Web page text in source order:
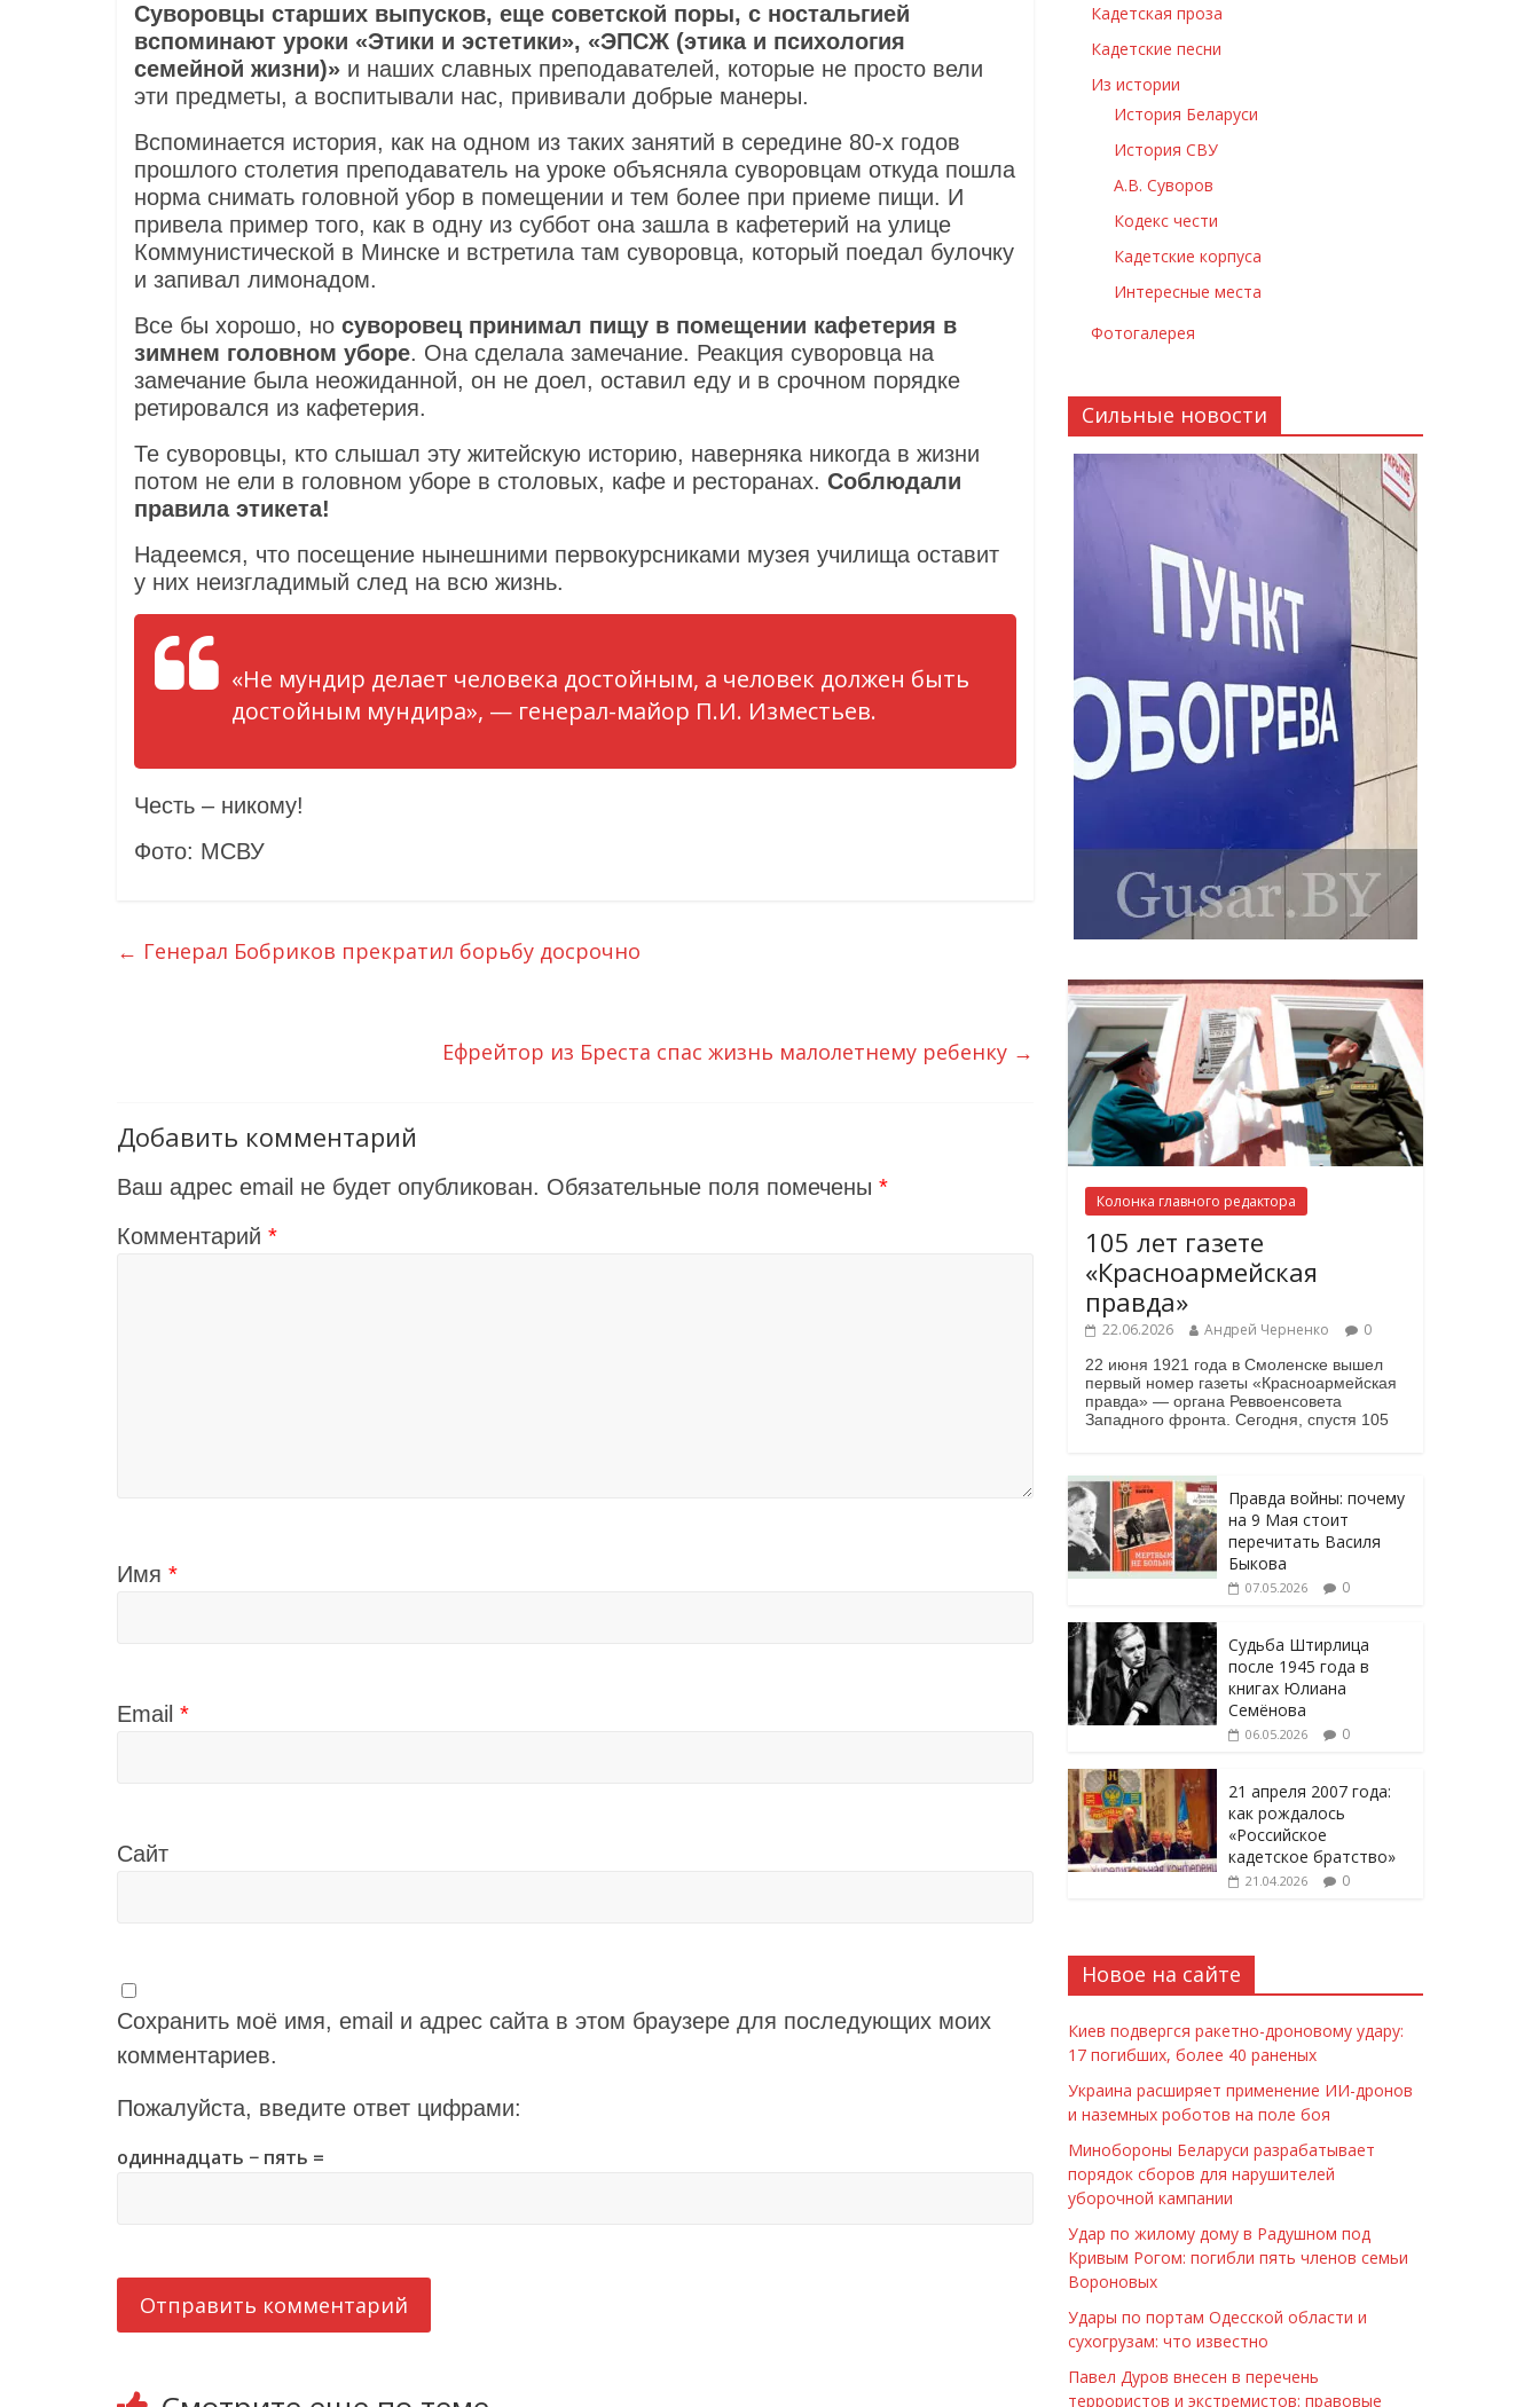
Суворовцы старших выпусков, еще советской поры, с ностальгией
вспоминают уроки «Этики и эстетики», «ЭПСЖ (этика и психология
семейной жизни)» и наших славных преподавателей, которые не просто вели
эти предметы, а воспитывали нас, прививали добрые манеры.
Вспоминается история, как на одном из таких занятий в середине 80-х годов
прошлого столетия преподаватель на уроке объясняла суворовцам откуда пошла
норма снимать головной убор в помещении и тем более при приеме пищи. И
привела пример того, как в одну из суббот она зашла в кафетерий на улице
Коммунистической в Минске и встретила там суворовца, который поедал булочку
и запивал лимонадом.
Все бы хорошо, но суворовец принимал пищу в помещении кафетерия в
зимнем головном уборе. Она сделала замечание. Реакция суворовца на
замечание была неожиданной, он не доел, оставил еду и в срочном порядке
ретировался из кафетерия.
Те суворовцы, кто слышал эту житейскую историю, наверняка никогда в жизни
потом не ели в головном уборе в столовых, кафе и ресторанах. Соблюдали
правила этикета!
Надеемся, что посещение нынешними первокурсниками музея училища оставит
у них неизгладимый след на всю жизнь.
«Не мундир делает человека достойным, а человек должен быть
достойным мундира», — генерал-майор П.И. Изместьев.
Честь – никому!
Фото: МСВУ
← Генерал Бобриков прекратил борьбу досрочно
Ефрейтор из Бреста спас жизнь малолетнему ребенку →
Добавить комментарий
Ваш адрес email не будет опубликован. Обязательные поля помечены *
Комментарий *
Имя *
Email *
Сайт
Сохранить моё имя, email и адрес сайта в этом браузере для последующих моих
комментариев.
Пожалуйста, введите ответ цифрами:
одиннадцать − пять =
Кадетская проза
Кадетские песни
Из истории
История Беларуси
История СВУ
А.В. Суворов
Кодекс чести
Кадетские корпуса
Интересные места
Фотогалерея
Сильные новости
Колонка главного редактора
105 лет газете
«Красноармейская
правда»
22.06.2026 Андрей Черненко 0
22 июня 1921 года в Смоленске вышел
первый номер газеты «Красноармейская
правда» — органа Реввоенсовета
Западного фронта. Сегодня, спустя 105
Правда войны: почему
на 9 Мая стоит
перечитать Василя
Быкова
07.05.2026 0
Судьба Штирлица
после 1945 года в
книгах Юлиана
Семёнова
06.05.2026 0
21 апреля 2007 года:
как рождалось
«Российское
кадетское братство»
21.04.2026 0
Новое на сайте
Киев подвергся ракетно-дроновому удару:
17 погибших, более 40 раненых
Украина расширяет применение ИИ-дронов
и наземных роботов на поле боя
Минобороны Беларуси разрабатывает
порядок сборов для нарушителей
уборочной кампании
Удар по жилому дому в Радушном под
Кривым Рогом: погибли пять членов семьи
Вороновых
Удары по портам Одесской области и
сухогрузам: что известно
Павел Дуров внесен в перечень
террористов и экстремистов: правовые